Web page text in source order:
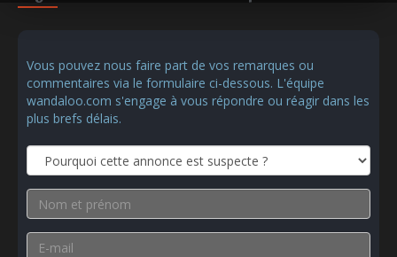
Vous pouvez nous faire part de vos remarques ou
commentaires via le formulaire ci-dessous. L'équipe
wandaloo.com s'engage à vous répondre ou réagir dans les
plus brefs délais.